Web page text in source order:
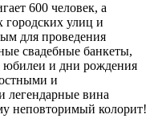
600 человек, а
городских улиц и
для проведения
свадебные банкеты,
и дни рождения
и
легендарные вина
неповторимый колорит!